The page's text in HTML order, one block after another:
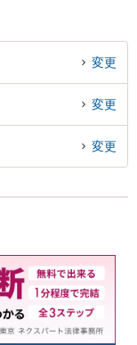
変更
変更
変更